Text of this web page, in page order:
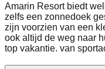
Amarin Resort biedt
zelfs een zonnedoek
zijn voorzien van een
ook altijd de weg naar
top vakantie. van